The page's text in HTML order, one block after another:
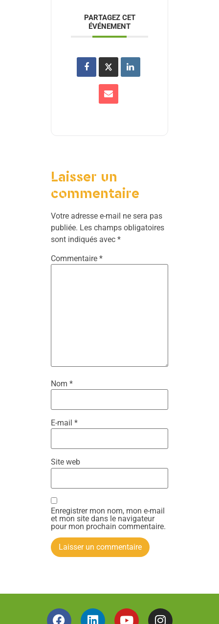
PARTAGEZ CET
ÉVÉNEMENT
Laisser un
commentaire
Votre adresse e-mail ne sera pas
publiée. Les champs obligatoires
sont indiqués avec *
Commentaire *
Nom *
E-mail *
Site web
Enregistrer mon nom, mon e-mail
et mon site dans le navigateur
pour mon prochain commentaire.